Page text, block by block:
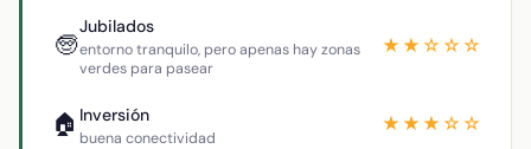
🧓
Jubilados
entorno tranquilo, pero apenas hay zonas
verdes para pasear
★★☆☆☆
🏠 Inversión
buena conectividad
★★★☆☆